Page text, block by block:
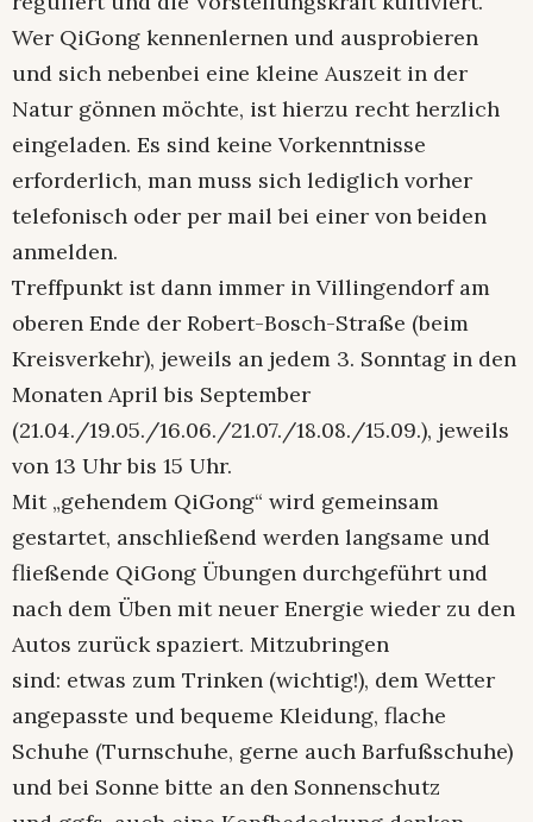
Wer QiGong kennenlernen und ausprobieren
und sich nebenbei eine kleine Auszeit in der
Natur gönnen möchte, ist hierzu recht herzlich
eingeladen. Es sind keine Vorkenntnisse
erforderlich, man muss sich lediglich vorher
telefonisch oder per mail bei einer von beiden
anmelden.
Treffpunkt ist dann immer in Villingendorf am
oberen Ende der Robert-Bosch-Straße (beim
Kreisverkehr), jeweils an jedem 3. Sonntag in den
Monaten April bis September
(21.04./19.05./16.06./21.07./18.08./15.09.), jeweils
von 13 Uhr bis 15 Uhr.
Mit „gehendem QiGong“ wird gemeinsam
gestartet, anschließend werden langsame und
fließende QiGong Übungen durchgeführt und
nach dem Üben mit neuer Energie wieder zu den
Autos zurück spaziert. Mitzubringen
sind: etwas zum Trinken (wichtig!), dem Wetter
angepasste und bequeme Kleidung, flache
Schuhe (Turnschuhe, gerne auch Barfußschuhe)
und bei Sonne bitte an den Sonnenschutz